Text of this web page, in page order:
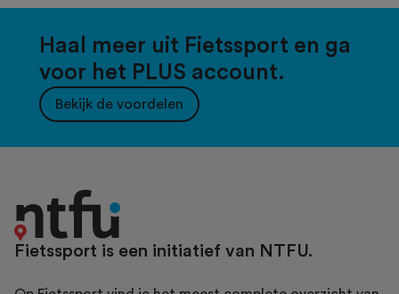
Haal meer uit Fietssport en ga
voor het PLUS account.
Bekijk de voordelen
Fietssport is een initiatief van NTFU.